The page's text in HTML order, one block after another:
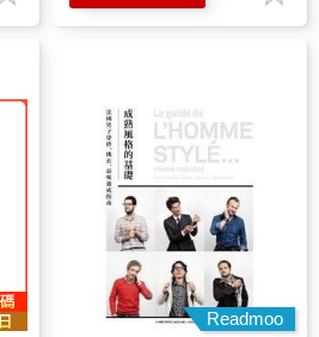
Readmoo